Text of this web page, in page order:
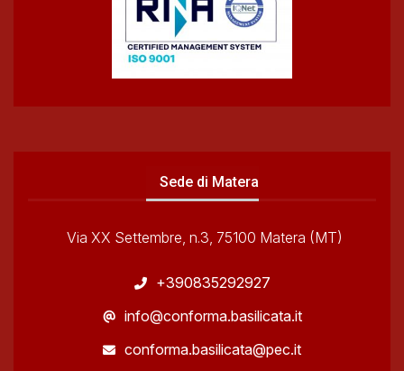
Sede di Matera
Via XX Settembre, n.3, 75100 Matera (MT)
+390835292927
info@conforma.basilicata.it
conforma.basilicata@pec.it